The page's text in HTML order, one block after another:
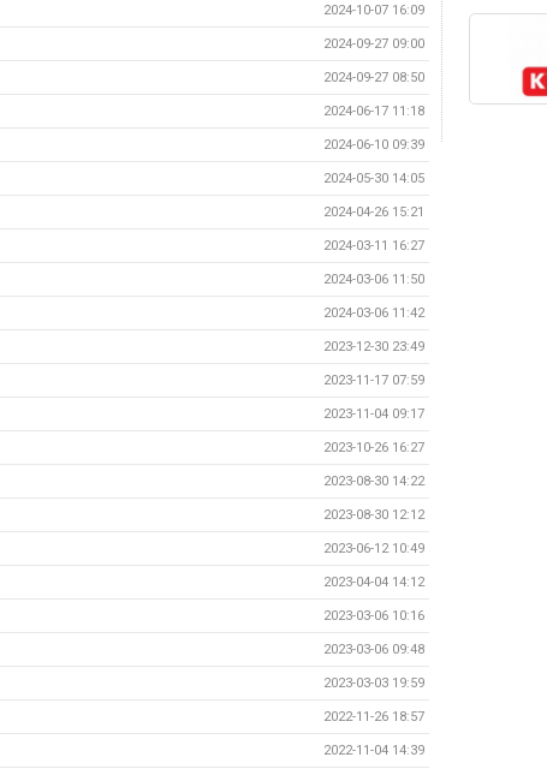
2024-10-07 16:09
2024-09-27 09:00
2024-09-27 08:50
2024-06-17 11:18
2024-06-10 09:39
2024-05-30 14:05
2024-04-26 15:21
2024-03-11 16:27
2024-03-06 11:50
2024-03-06 11:42
2023-12-30 23:49
2023-11-17 07:59
2023-11-04 09:17
2023-10-26 16:27
2023-08-30 14:22
2023-08-30 12:12
2023-06-12 10:49
2023-04-04 14:12
2023-03-06 10:16
2023-03-06 09:48
2023-03-03 19:59
2022-11-26 18:57
2022-11-04 14:39